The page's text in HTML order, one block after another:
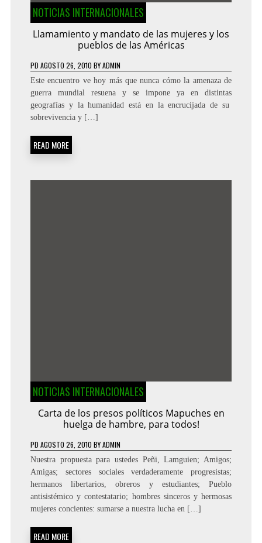
NOTICIAS INTERNACIONALES
Llamamiento y mandato de las mujeres y los
pueblos de las Américas
PD AGOSTO 26, 2010 BYADMIN
Este encuentro ve hoy más que nunca cómo la amenaza de
guerra mundial resuena y se impone ya en distintas
geografías y la humanidad está en la encrucijada de su
sobrevivencia y […]
READ MORE
NOTICIAS INTERNACIONALES
Carta de los presos políticos Mapuches en
huelga de hambre, para todos!
PD AGOSTO 26, 2010 BYADMIN
Nuestra propuesta para ustedes Peñi, Lamguien; Amigos;
Amigas; sectores sociales verdaderamente progresistas;
hermanos libertarios, obreros y estudiantes; Pueblo
antisistémico y contestatario; hombres sinceros y hermosas
mujeres concientes: sumarse a nuestra lucha en […]
READ MORE